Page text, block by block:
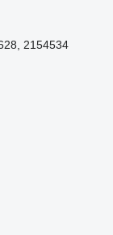
2154534